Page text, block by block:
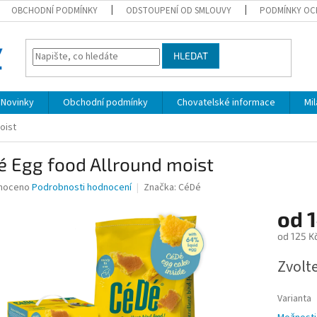
OBCHODNÍ PODMÍNKY ODSTOUPENÍ OD SMLOUVY PODMÍNKY
HLEDAT
Novinky Obchodní podmínky Chovatelské informace
Egg food Allround moist
Podrobnosti hodnocení Značka: CéDé
od
od 125
cena:
Varianta